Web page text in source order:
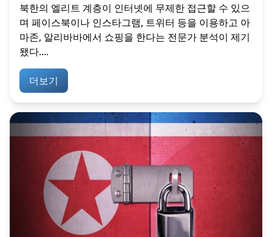
북한의 엘리트 계층이 인터넷에 무제한 접근할 수 있으
며 페이스북이나 인스타그램, 트위터 등을 이용하고 아
마존, 알리바바에서 쇼핑을 한다는 전문가 분석이 제기
됐다....
더보기